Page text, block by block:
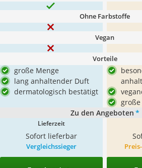
Ohne Farbstoffe
Vegan
Vorteile
große Menge
lang anhaltender Duft
dermatologisch bestätigt
große
Zu den Angeboten *
Lieferzeit
Sofort lieferbar
Vergleichssieger